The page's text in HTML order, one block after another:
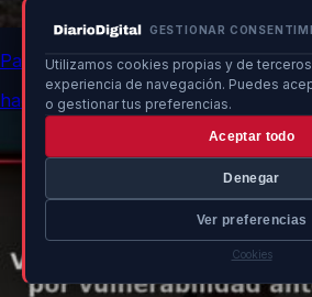
GESTIONAR
Utilizamos cookies propias y de
experiencia de navegación. Puedes
o gestionar tus preferencias.
Aceptar todo
Denegar
Ver preferencias
Cookies
Patera con 11 personas arriba a las
hace 13h